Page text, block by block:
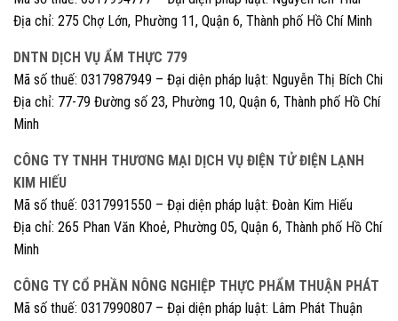
Địa chỉ: 275 Chợ Lớn, Phường 11, Quận 6, Thành phố Hồ Chí Minh
DNTN DỊCH VỤ ẨM THỰC 779
Mã số thuế: 0317987949 – Đại diện pháp luật: Nguyễn Thị Bích Chi
Địa chỉ: 77-79 Đường số 23, Phường 10, Quận 6, Thành phố Hồ Chí
Minh
CÔNG TY TNHH THƯƠNG MẠI DỊCH VỤ ĐIỆN TỬ ĐIỆN LẠNH
KIM HIẾU
Mã số thuế: 0317991550 – Đại diện pháp luật: Đoàn Kim Hiếu
Địa chỉ: 265 Phan Văn Khoẻ, Phường 05, Quận 6, Thành phố Hồ Chí
Minh
CÔNG TY CỔ PHẦN NÔNG NGHIỆP THỰC PHẨM THUẬN PHÁT
Mã số thuế: 0317990807 – Đại diện pháp luật: Lâm Phát Thuận